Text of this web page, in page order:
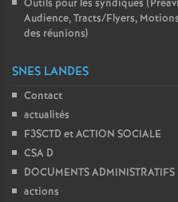
Outils pour les syndiqués
Audience, Tracts/Flyers,
des réunions)
SNES LANDES
Contact
actualités
F3SCTD et ACTION SOCIALE
CSA D
DOCUMENTS ADMINISTRATIFS
actions